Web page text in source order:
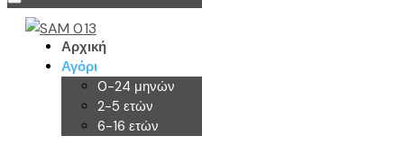
Αρχική
Αγόρι
0-24 μηνών
2-5 ετών
6-16 ετών